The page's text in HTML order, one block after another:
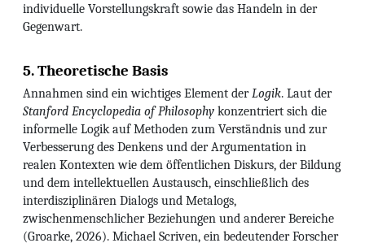
individuelle Vorstellungskraft sowie das Handeln in der
Gegenwart.
5. Theoretische Basis
Annahmen sind ein wichtiges Element derLogik. Laut der
Stanford Encyclopedia of Philosophy konzentriert sich die
informelle Logik auf Methoden zum Verständnis und zur
Verbesserung des Denkens und der Argumentation in
realen Kontexten wie dem öffentlichen Diskurs, der Bildung
und dem intellektuellen Austausch, einschließlich des
interdisziplinären Dialogs und Metalogs,
zwischenmenschlicher Beziehungen und anderer Bereiche
(Groarke, 2026). Michael Scriven, ein bedeutender Forscher